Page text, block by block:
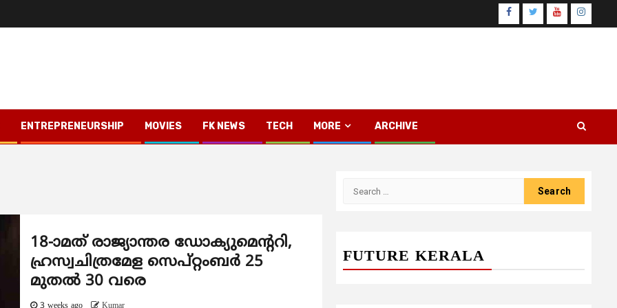
Facebook
TwitterYoutube
ENTREPRENEURSHIP MOVIES FK NEWS TECH MORE ARCHIVE
18-ാമത് രാജ്യാന്തര ഡോക്യുമെന്ററി,
ഹ്രസ്വചിത്രമേള സെപ്റ്റംബർ 25
മുതൽ 30 വരെ
FUTURE KERALA